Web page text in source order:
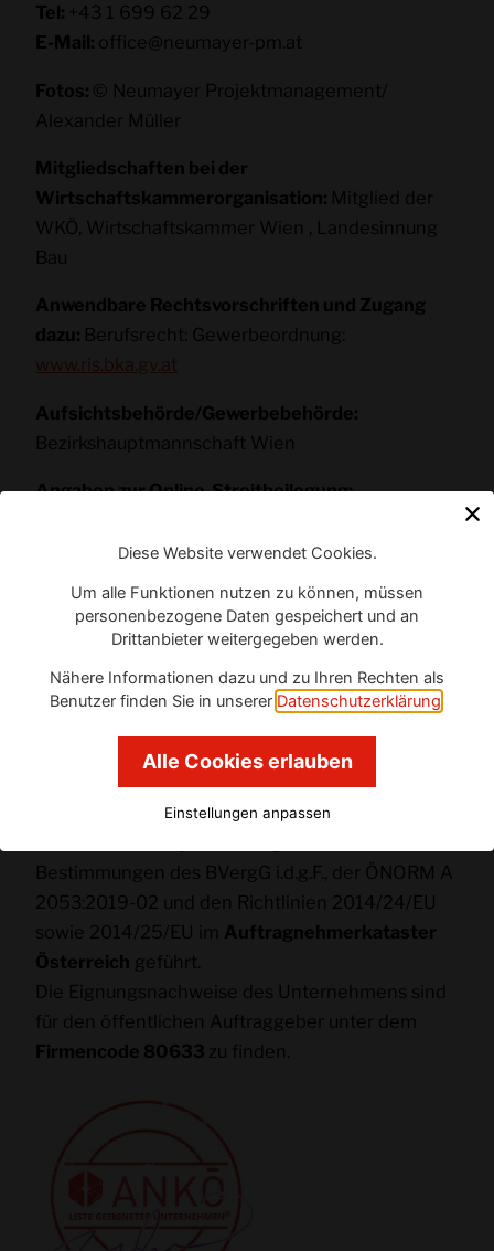
Tel: +43 1 699 62 29
E-Mail: office@neumayer-pm.at
Fotos: © Neumayer Projektmanagement/
Alexander Müller
Mitgliedschaften bei der
Wirtschaftskammerorganisation: Mitglied der
WKÖ, Wirtschaftskammer Wien , Landesinnung
Bau
Anwendbare Rechtsvorschriften und Zugang
dazu: Berufsrecht: Gewerbeordnung:
www.ris.bka.gv.at
Aufsichtsbehörde/Gewerbebehörde:
Bezirkshauptmannschaft Wien
Angaben zur Online-Streitbeilegung:
Beschwerden an die
richten.
Neumayer Projektmanagement GmbH mit
Standort 1120 Wien Tivoligasse 39/Top 10 und 11
Bestimmungen des BVergG i.d.g.F., der ÖNORM A
2053:2019-02 und den Richtlinien 2014/24/EU
sowie 2014/25/EU im Auftragnehmerkataster
Österreich geführt.
Die Eignungsnachweise des Unternehmens sind
für den öffentlichen Auftraggeber unter dem
Firmencode 80633 zu finden.
Diese Website verwendet Cookies.
Um alle Funktionen nutzen zu können, müssen
personenbezogene Daten gespeichert und an
Drittanbieter weitergegeben werden.
Nähere Informationen dazu und zu Ihren Rechten als
Benutzer finden Sie in unserer Datenschutzerklärung
Alle Cookies erlauben
Einstellungen anpassen
Tracking Cookies
Einstellungen speichern